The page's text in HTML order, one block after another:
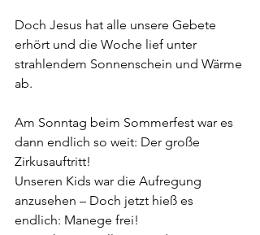
Doch Jesus hat alle unsere Gebete
erhört und die Woche lief unter
strahlendem Sonnenschein und Wärme
ab.
Am Sonntag beim Sommerfest war es
dann endlich so weit: Der große
Zirkusauftritt!
Unseren Kids war die Aufregung
anzusehen – Doch jetzt hieß es
endlich: Manege frei!